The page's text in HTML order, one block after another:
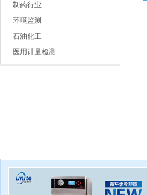
制药行业
环境监测
石油化工
医用计量检测